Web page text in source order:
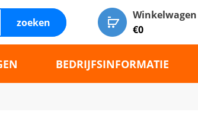
zoeken
Winkelwagen
€0
BEDRIJFSINFORMATIE